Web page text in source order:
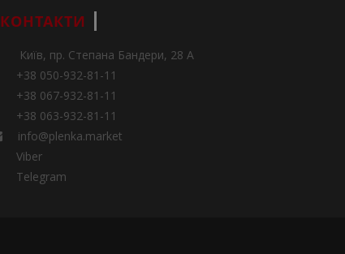
КОНТАКТИ
Київ, пр. Степана Бандери, 28 А
+38 050-932-81-11
+38 067-932-81-11
+38 063-932-81-11
info@plenka.market
Viber
Telegram